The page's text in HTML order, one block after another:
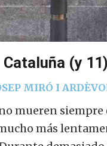
Cataluña (y
MIRÓ I
mueren siempre
más